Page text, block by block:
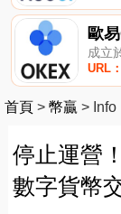
歐
成立
URL
首頁 > 幣贏 > Info
停止運營
數字貨幣